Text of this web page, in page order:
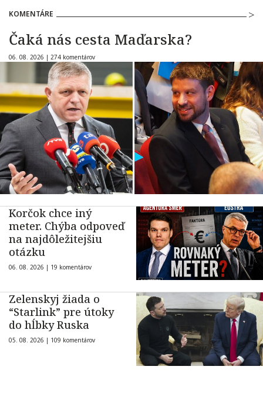
KOMENTÁRE
Čaká nás cesta Maďarska?
06. 08. 2026 | 274 komentárov
Korčok chce iný
meter. Chýba odpoveď
na najdôležitejšiu
otázku
06. 08. 2026 | 19 komentárov
Zelenskyj žiada o
“Starlink” pre útoky
do hĺbky Ruska
05. 08. 2026 | 109 komentárov